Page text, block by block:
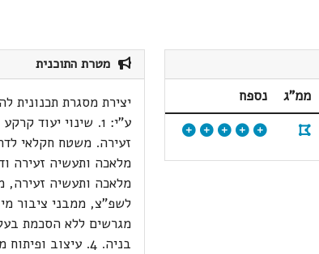
ממ"ג
נספח
מטרת התוכנית
יצירת מסגרת תכנונית
ע"י: 1. שינוי יעוד
זעירה. משטח חקלאי
מלאכה ותעשיה זעירה
מלאכה ותעשיה זעירה,